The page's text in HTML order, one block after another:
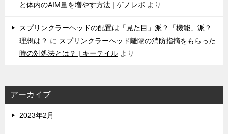
と体内のAIM量を増やす方法 | ゲノレポ より
スプリンクラーヘッドの配置は「見た目」派？「機能」派？
理想は？ に スプリンクラーヘッド離隔の消防指摘をもらった
時の対処法とは？ | キーテイル より
アーカイブ
2023年2月